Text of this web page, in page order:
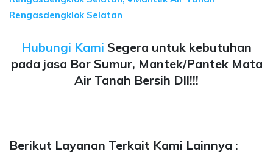
Rengasdengklok Selatan
Hubungi Kami Segera untuk kebutuhan
pada jasa Bor Sumur, Mantek/Pantek Mata
Air Tanah Bersih Dll!!!
Berikut Layanan Terkait Kami Lainnya :